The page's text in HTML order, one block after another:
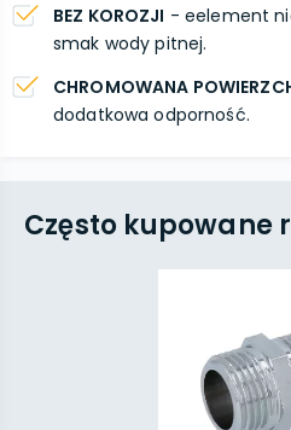
BEZ KOROZJI - eelement
smak wody pitnej.
CHROMOWANA
dodatkowa odporność.
Często kupowane